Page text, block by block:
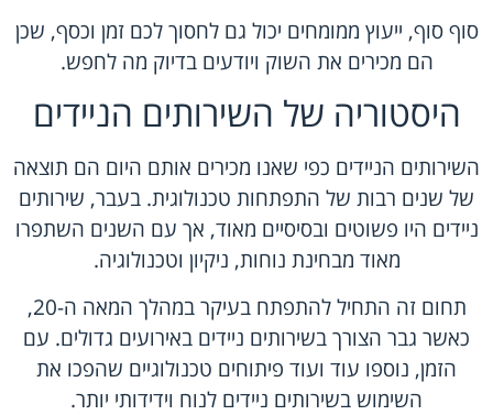
סוף סוף, ייעוץ ממומחים יכול גם לחסוך לכם זמן וכסף, שכן
הם מכירים את השוק ויודעים בדיוק מה לחפש.
היסטוריה של השירותים הניידים
השירותים הניידים כפי שאנו מכירים אותם היום הם תוצאה
של שנים רבות של התפתחות טכנולוגית. בעבר, שירותים
ניידים היו פשוטים ובסיסיים מאוד, אך עם השנים השתפרו
מאוד מבחינת נוחות, ניקיון וטכנולוגיה.
תחום זה התחיל להתפתח בעיקר במהלך המאה ה-20,
כאשר גבר הצורך בשירותים ניידים באירועים גדולים. עם
הזמן, נוספו עוד ועוד פיתוחים טכנולוגיים שהפכו את
השימוש בשירותים ניידים לנוח וידידותי יותר.